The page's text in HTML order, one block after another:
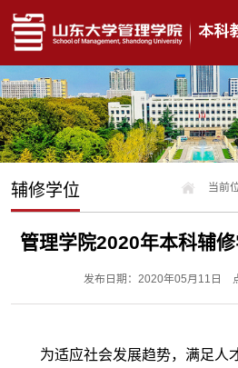
辅修学位 当前
管理学院2020年本科辅
发布日期：2020年05月11日
为适应社会发展趋势，满足人